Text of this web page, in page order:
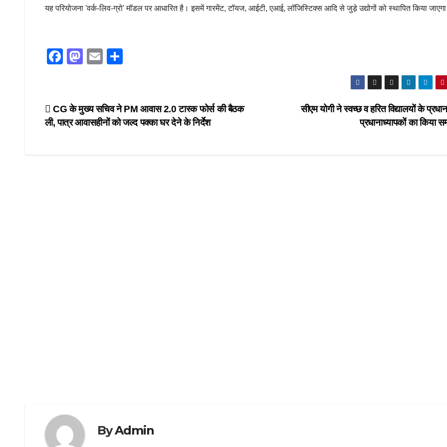
यह परियोजना 'वर्क-लिव-ग्रो' मॉडल पर आधारित है। इसमें गारमेंट, टॉयज, आईटी, एआई, लॉजिस्टिक्स आदि से जुड़े उद्योगों को स्थापित किया
F
e
b
M
o
d
E
e
Post
navigation
सीएम योगी ने स्वच्छ व हरित विद्यालयों के
प्रधानाध्यापकों का किया
CG के मुख्य सचिव ने PM आवास 2.0 टास्क फोर्स की बैठक
ली, पात्र आवासहीनों को जल्द पक्का घर देने के निर्देश
ByAdmin